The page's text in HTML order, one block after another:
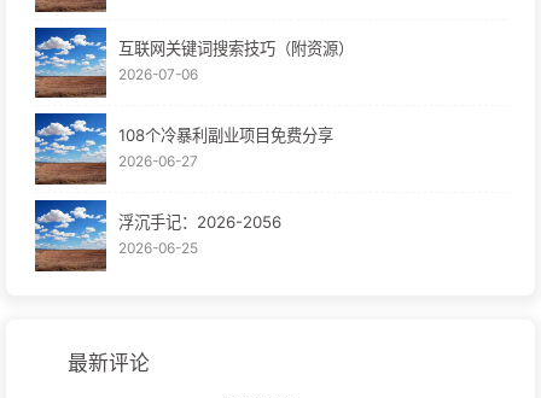
互联网关键词搜索技巧（附资源）
2026-07-06
108个冷暴利副业项目免费分享
2026-06-27
浮沉手记：2026-2056
2026-06-25
最新评论